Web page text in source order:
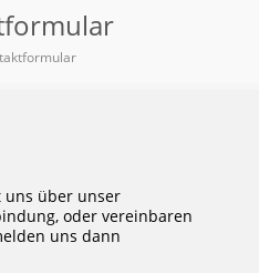
uns über unser
oder vereinbaren
uns dann